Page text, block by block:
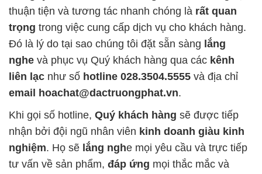
thuận tiện và tương tác nhanh chóng là rất quan
trọng trong việc cung cấp dịch vụ cho khách hàng.
Đó là lý do tại sao chúng tôi đặt sẵn sàng lắng
nghe và phục vụ Quý khách hàng qua các kênh
liên lạc như số hotline 028.3504.5555 và địa chỉ
email hoachat@dactruongphat.vn.
Khi gọi số hotline, Quý khách hàng sẽ được tiếp
nhận bởi đội ngũ nhân viên kinh doanh giàu kinh
nghiệm. Họ sẽ lắng nghe mọi yêu cầu và trực tiếp
tư vấn về sản phẩm, đáp ứng mọi thắc mắc và